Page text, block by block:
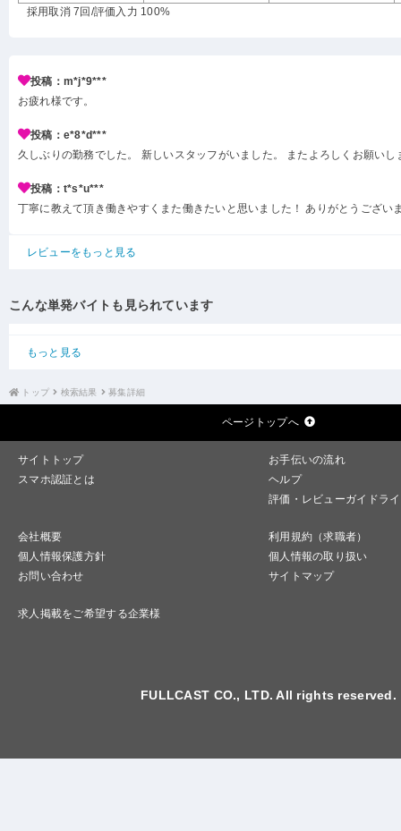
採用取消 7回 /評価入力 100%
投稿：m*j*9***
お疲れ様です。
投稿：e*8*d***
久しぶりの勤務でした。 新しいスタッフがいました。 またよろしくお願いし
投稿：t*s*u***
丁寧に教えて頂き働きやすくまた働きたいと思いました！ ありがとうござい
レビューをもっと見る
こんな単発バイトも見られています
もっと見る
トップ 検索結果 募集詳細
ページトップへ
サイトトップ
お手伝いの流れ
スマホ認証とは
ヘルプ
評価・レビューガイドラ
会社概要
利用規約（求職者）
個人情報保護方針
個人情報の取り扱い
お問い合わせ
サイトマップ
求人掲載をご希望する企業様
FULLCAST CO., LTD. All rights reserved.